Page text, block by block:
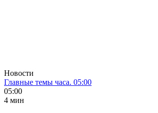
Новости
Главные темы часа. 05:00
05:00
4 мин